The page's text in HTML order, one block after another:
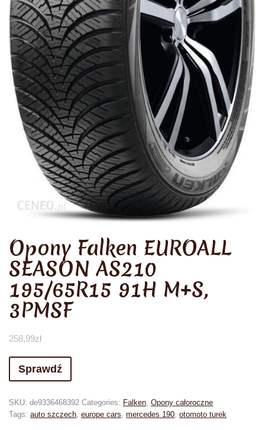
Opony Falken EUROALL
SEASON AS210
195/65R15 91H M+S,
3PMSF
258,99zł
Sprawdź
SKU: de9336468392 Categories: Falken, Opony całoroczne
Tags: auto szczech, europe cars, mercedes 190, otomoto turek